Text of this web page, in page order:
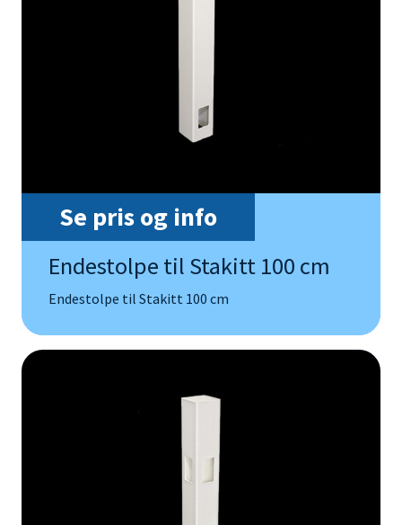
Se pris og info
Endestolpe til Stakitt 100 cm
Endestolpe til Stakitt 100 cm